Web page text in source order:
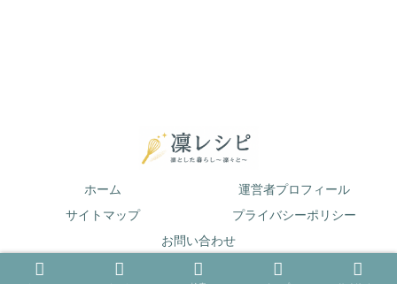
ホーム
運営者プロフィール
サイトマップ
プライバシーポリシー
お問い合わせ
© 2019 凛とした暮らし〜凛々と〜.